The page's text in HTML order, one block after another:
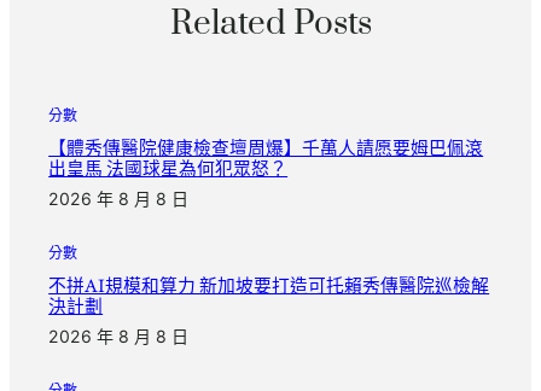
Related Posts
分數
【體秀傳醫院健康檢查壇周爆】千萬人請愿要姆巴佩滾
出皇馬 法國球星為何犯眾怒？
2026 年 8 月 8 日
分數
不拼AI規模和算力 新加坡要打造可托賴秀傳醫院巡檢解
決計劃
2026 年 8 月 8 日